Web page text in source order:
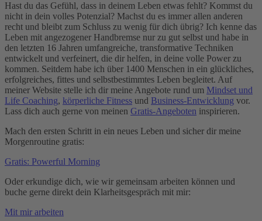
Hast du das Gefühl, dass in deinem Leben etwas fehlt? Kommst du
nicht in dein volles Potenzial? Machst du es immer allen anderen
recht und bleibt zum Schluss zu wenig für dich übrig? Ich kenne das
Leben mit angezogener Handbremse nur zu gut selbst und habe in
den letzten 16 Jahren umfangreiche, transformative Techniken
entwickelt und verfeinert, die dir helfen, in deine volle Power zu
kommen. Seitdem habe ich über 1400 Menschen in ein glückliches,
erfolgreiches, fittes und selbstbestimmtes Leben begleitet. Auf
meiner Website stelle ich dir meine Angebote rund um Mindset und
Life Coaching, körperliche Fitness und Business-Entwicklung vor.
Lass dich auch gerne von meinen Gratis-Angeboten inspirieren.
Mach den ersten Schritt in ein neues Leben und sicher dir meine
Morgenroutine gratis:
Gratis: Powerful Morning
Oder erkundige dich, wie wir gemeinsam arbeiten können und
buche gerne direkt dein Klarheitsgespräch mit mir:
Mit mir arbeiten